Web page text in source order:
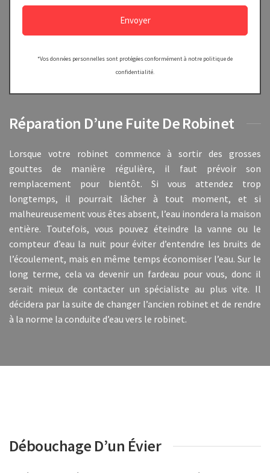
Envoyer
*Vos données personnelles sont protégées conformément à notre politique de
confidentialité.
Réparation D’une Fuite De Robinet
Lorsque votre robinet commence à sortir des grosses
gouttes de manière régulière, il faut prévoir son
remplacement pour bientôt. Si vous attendez trop
longtemps, il pourrait lâcher à tout moment, et si
malheureusement vous êtes absent, l’eau inondera la maison
entière. Toutefois, vous pouvez éteindre la vanne ou le
compteur d’eau la nuit pour éviter d’entendre les bruits de
l’écoulement, mais en même temps économiser l’eau. Sur le
long terme, cela va devenir un fardeau pour vous, donc il
serait mieux de contacter un spécialiste au plus vite. Il
décidera par la suite de changer l’ancien robinet et de rendre
à la norme la conduite d’eau vers le robinet.
Débouchage D’un Évier